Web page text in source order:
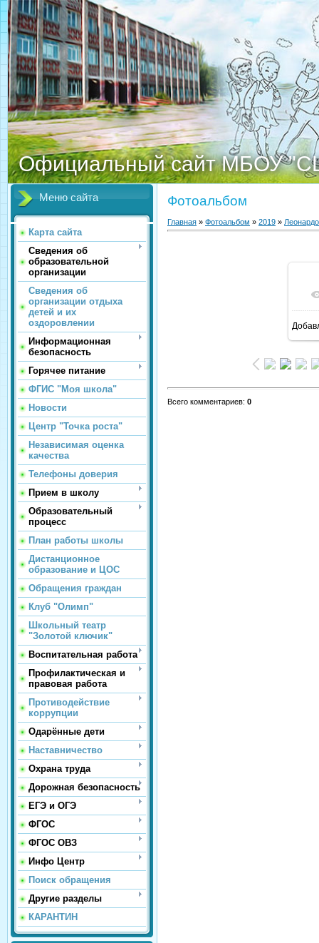
Официальный сайт МБОУ
Меню сайта
Карта сайта
Сведения об
образовательной
организации
Сведения об
организации отдыха
детей и их
оздоровлении
Информационная
безопасность
Горячее питание
ФГИС "Моя школа"
Новости
Центр "Точка роста"
Независимая оценка
качества
Телефоны доверия
Прием в школу
Образовательный
процесс
План работы школы
Дистанционное
образование и ЦОС
Обращения граждан
Клуб "Олимп"
Школьный театр
"Золотой ключик"
Воспитательная работа
Профилактическая и
правовая работа
Противодействие
коррупции
Одарённые дети
Наставничество
Охрана труда
Дорожная безопасность
ЕГЭ и ОГЭ
ФГОС
ФГОС ОВЗ
Инфо Центр
Поиск обращения
Другие разделы
КАРАНТИН
Фотоальбом
Главная » Фотоальбом » 2019 » Леонардо
Всего комментариев: 0